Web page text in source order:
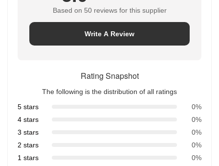
Based on 50 reviews for this supplier
Write A Review
Rating Snapshot
The following is the distribution of all ratings
5 stars
0%
4 stars
0%
3 stars
0%
2 stars
0%
1 stars
0%